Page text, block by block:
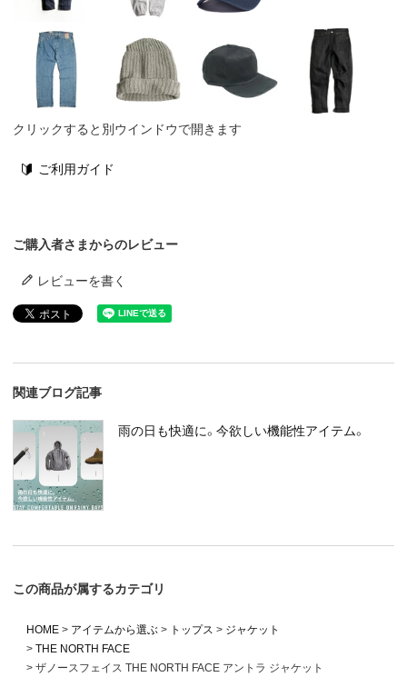
クリックすると別ウインドウで開きます
ご利用ガイド
ご購入者さまからのレビュー
レビューを書く
関連ブログ記事
雨の日も快適に。今欲しい機能性アイテム。
この商品が属するカテゴリ
HOME アイテムから選ぶ トップス
ジャケット
THE NORTH FACE
ザノースフェイス THE NORTH FACE アントラ ジャケット